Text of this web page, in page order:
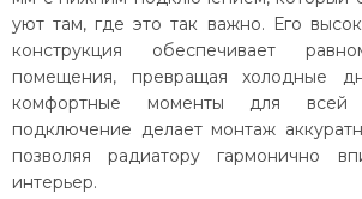
уют там, где это так важно. Его
конструкция обеспечивает
помещения, превращая холодные
комфортные моменты для
подключение делает монтаж
позволяя радиатору гармонично
интерьер.